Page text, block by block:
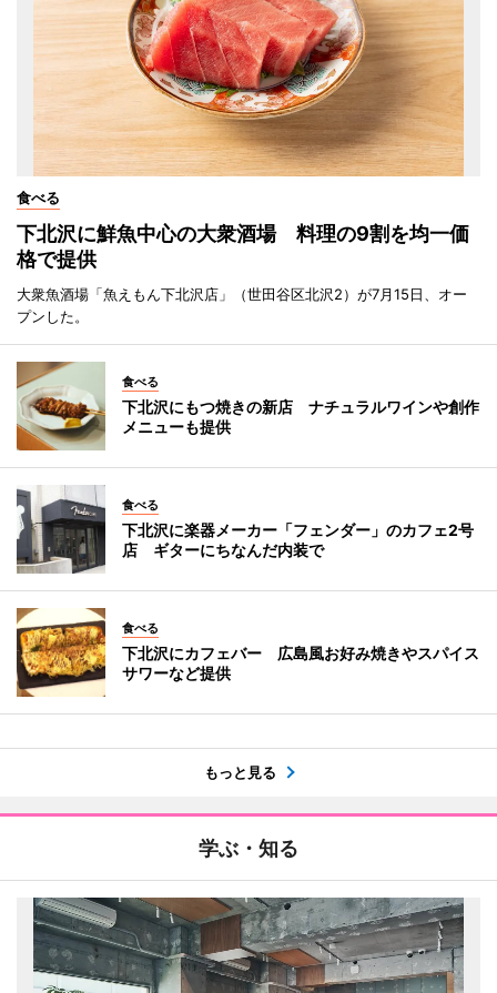
食べる
下北沢に鮮魚中心の大衆酒場 料理の9割を均一価
格で提供
大衆魚酒場「魚えもん下北沢店」（世田谷区北沢2）が7月15日、オー
プンした。
食べる
下北沢にもつ焼きの新店 ナチュラルワインや創作
メニューも提供
食べる
下北沢に楽器メーカー「フェンダー」のカフェ2号
店 ギターにちなんだ内装で
食べる
下北沢にカフェバー 広島風お好み焼きやスパイス
サワーなど提供
もっと見る
学ぶ・知る